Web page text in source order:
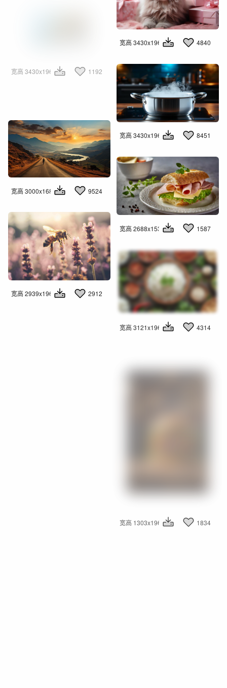
宽高 3430x1960 4840
宽高 3430x1960 1192
宽高 3430x1960 8451
宽高 3000x1681 9524
宽高 2688x1536 1587
宽高 2939x1960 2912
宽高 3121x1960 4314